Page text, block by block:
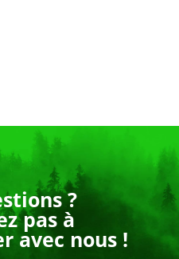
?
pas à
avec nous !